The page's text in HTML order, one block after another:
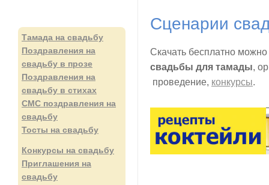
Тамада на свадьбу
Поздравления на
свадьбу в прозе
Поздравления на
свадьбу в стихах
СМС поздравления на
свадьбу
Тосты на свадьбу
Конкурсы на свадьбу
Приглашения на
свадьбу
Сценарии
Скачать бесплатно
свадьбы для тамады,
проведение, конкурсы.